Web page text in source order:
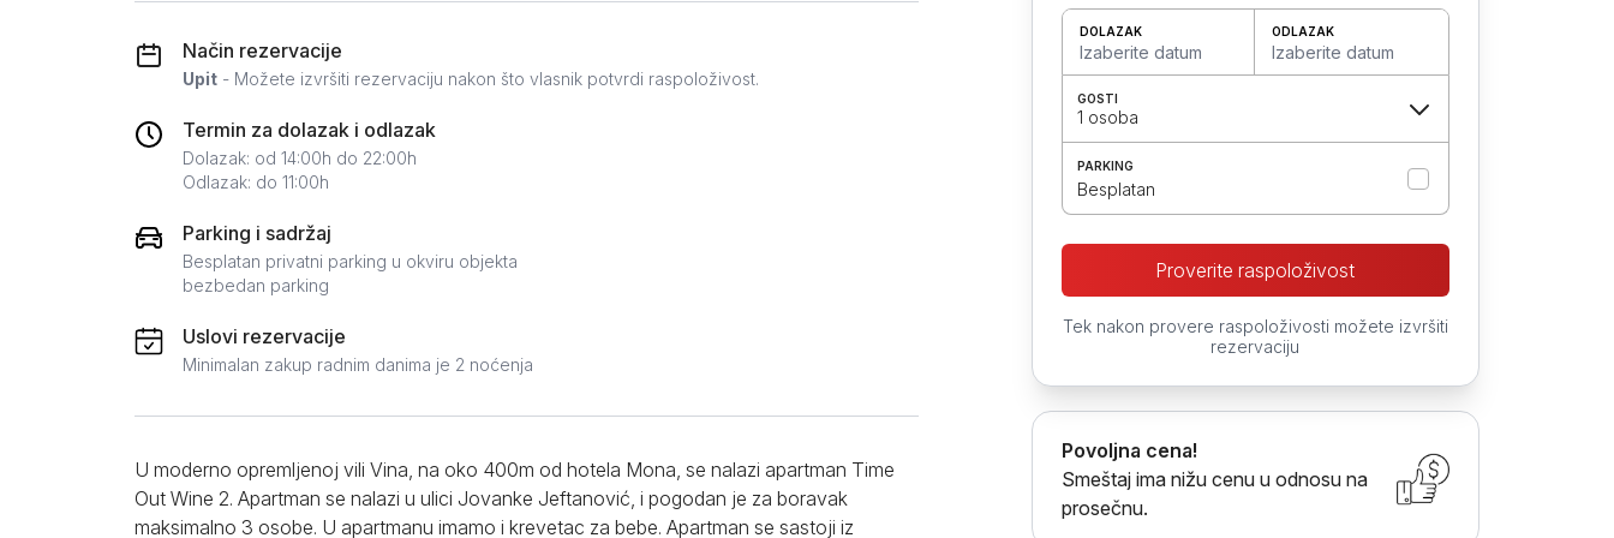
Način rezervacije
Upit - Možete izvršiti rezervaciju nakon što vlasnik potvrdi raspoloživost.
Termin za dolazak i odlazak
Dolazak: od 14:00h do 22:00h
Odlazak: do 11:00h
Parking i sadržaj
Besplatan privatni parking u okviru objekta
bezbedan parking
Uslovi rezervacije
Minimalan zakup radnim danima je 2 noćenja
U moderno opremljenoj vili Vina, na oko 400m od hotela Mona, se nalazi apartman Time
Out Wine 2. Apartman se nalazi u ulici Jovanke Jeftanović, i pogodan je za boravak
maksimalno 3 osobe. U apartmanu imamo i krevetac za bebe. Apartman se sastoji iz
DOLAZAK
Izaberite datum
ODLAZAK
Izaberite datum
GOSTI
1 osoba
PARKING
Besplatan
Proverite raspoloživost
Tek nakon provere raspoloživosti možete izvršiti
rezervaciju
Povoljna cena!
Smeštaj ima nižu cenu u odnosu na
prosečnu.